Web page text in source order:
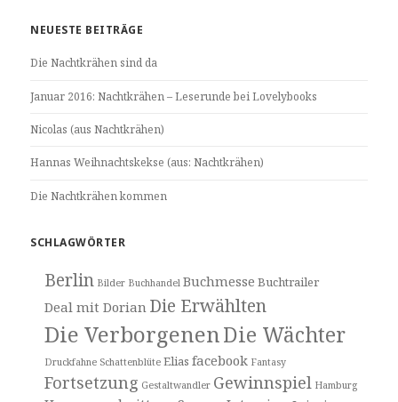
NEUESTE BEITRÄGE
Die Nachtkrähen sind da
Januar 2016: Nachtkrähen – Leserunde bei Lovelybooks
Nicolas (aus Nachtkrähen)
Hannas Weihnachtskekse (aus: Nachtkrähen)
Die Nachtkrähen kommen
SCHLAGWÖRTER
Berlin Bilder Buchhandel Buchmesse Buchtrailer
Deal mit Dorian Die Erwählten
Die VerborgenenDie Wächter
Druckfahne Schattenblüte Elias facebook Fantasy
Fortsetzung Gestaltwandler Gewinnspiel Hamburg